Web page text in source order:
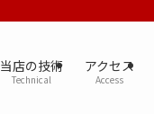
当店の技術
Technical
アクセス
Access